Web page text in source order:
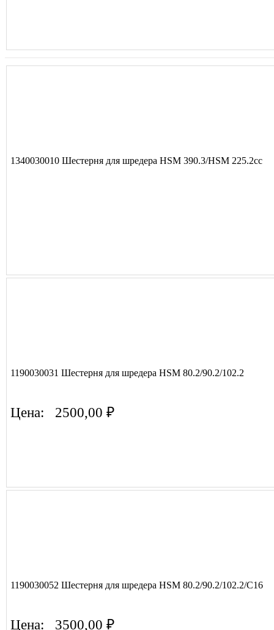
1340030010 Шестерня для шредера HSM 390.3/HSM 225.2cc
1190030031 Шестерня для шредера HSM 80.2/90.2/102.2
Цена: 2500,00 ₽
1190030052 Шестерня для шредера HSM 80.2/90.2/102.2/C16
Цена: 3500,00 ₽